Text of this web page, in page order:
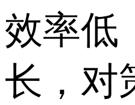
效率低
长，对